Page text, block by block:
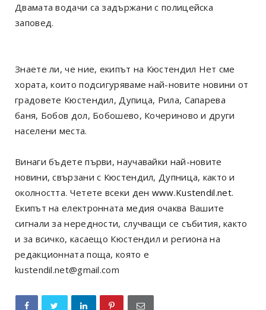
Двамата водачи са задържани с полицейска
заповед.
Знаете ли, че ние, екипът на Кюстендил Нет сме
хората, които подсигуряваме най-новите новини от
градовете Кюстендил, Дупица, Рила, Сапарева
баня, Бобов дол, Бобошево, Кочериново и други
населени места.
Винаги бъдете първи, научавайки най-новите
новини, свързани с Кюстендил, Дупница, както и
околността. Четете всеки ден www.Kustendil.net.
Екипът на електронната медия очаква Вашите
сигнали за нередности, случващи се събития, както
и за всичко, касаещо Кюстендил и региона на
редакционната поща, която е
kustendil.net@gmail.com